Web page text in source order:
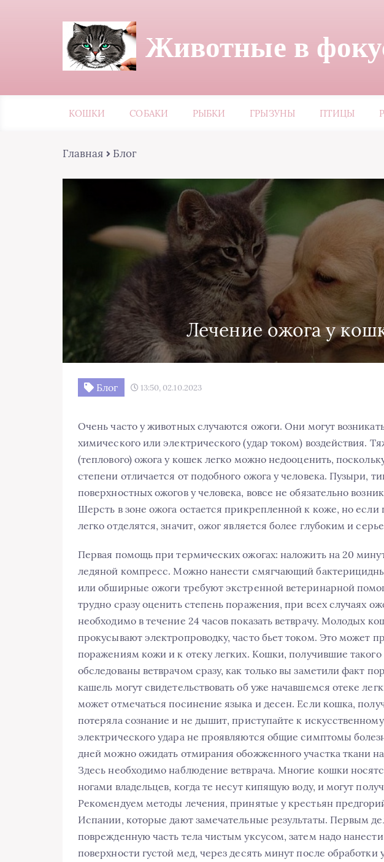
Животные в
КОШКИ СОБАКИ РЫБКИ ГРЫЗУНЫ ПТИЦЫ
Главная Блог
Лечение ожога у
Блог 13:50, 02.10.2023
Очень часто у животных случаются ожоги. Они могут
химического или электрического (удар током) воздействия.
(теплового) ожога у кошек легко можно недооценить,
степени отличается от подобного ожога у человека. Пузыри,
поверхностных ожогов у человека, вовсе не обязательно
Шерсть в зоне ожога остается прикрепленной к коже, но если
легко отделятся, значит, ожог является более глубоким и
Первая помощь при термических ожогах: наложить на 20
ледяной компресс. Можно нанести смягчающий
или обширные ожоги требуют экстренной ветеринарной
трудно сразу оценить степень поражения, при всех случаях
необходимо в течение 24 часов показать ветврачу. Молодых
прокусывают электропроводку, часто бьет током. Это может
поражениям кожи и к отеку легких. Кошки, получившие
обследованы ветврачом сразу, как только вы заметили факт
кашель могут свидетельствовать об уже начавшемся отеке
может отмечаться посинение языка и десен. Если кошка,
потеряла сознание и не дышит, приступайте к
электрического удара не проявляются общие симптомы
дней можно ожидать отмирания обожженного участка ткани
Здесь необходимо наблюдение ветврача. Многие кошки
ногами владельцев, когда те несут кипящую воду, и могут
Рекомендуем методы лечения, принятые у крестьян
Испании, которые дают замечательные результаты. Первым
поврежденную часть тела чистым уксусом, затем надо
поверхности густой мед, через десять минут после обработки